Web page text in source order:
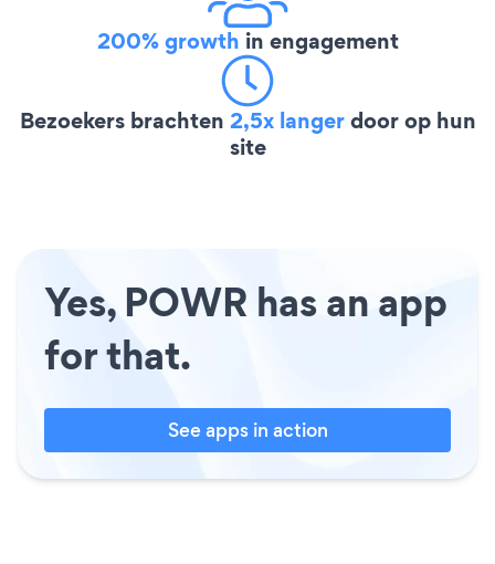
200% growth in engagement
Bezoekers brachten 2,5x langerdoor op hun
site
Yes, POWR has an app
for that.
See apps in action